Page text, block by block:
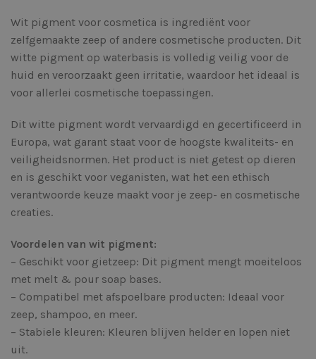
Wit pigment voor cosmetica is ingrediënt voor
zelfgemaakte zeep of andere cosmetische producten. Dit
witte pigment op waterbasis is volledig veilig voor de
huid en veroorzaakt geen irritatie, waardoor het ideaal is
voor allerlei cosmetische toepassingen.
Dit witte pigment wordt vervaardigd en gecertificeerd in
Europa, wat garant staat voor de hoogste kwaliteits- en
veiligheidsnormen. Het product is niet getest op dieren
en is geschikt voor veganisten, wat het een ethisch
verantwoorde keuze maakt voor je zeep- en cosmetische
creaties.
Voordelen van wit pigment:
– Geschikt voor gietzeep: Dit pigment mengt moeiteloos
met melt & pour soap bases.
– Compatibel met afspoelbare producten: Ideaal voor
zeep, shampoo, en meer.
– Stabiele kleuren: Kleuren blijven helder en lopen niet
uit.